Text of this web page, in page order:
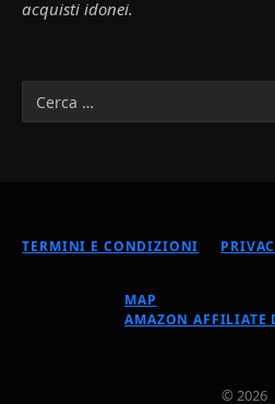
acquisti idonei.
TERMINI E CONDIZIONI
MAP
AMAZON AFFILIATE
© 2026